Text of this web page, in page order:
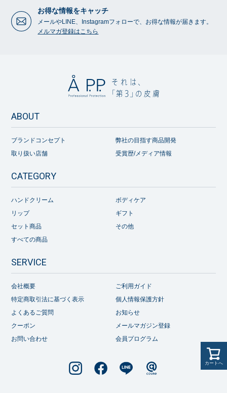
カートへ
お得な情報をキャッチ
メールやLINE、Instagramフォローで、お得な情報が届きます。
メルマガ登録はこちら
ABOUT
ブランドコンセプト
弊社の目指す商品開発
取り扱い店舗
受賞歴/メディア情報
CATEGORY
ハンドクリーム
ボディケア
リップ
ギフト
セット商品
その他
すべての商品
SERVICE
会社概要
ご利用ガイド
特定商取引法に基づく表示
個人情報保護方針
よくあるご質問
お知らせ
クーポン
メールマガジン登録
お問い合わせ
会員プログラム